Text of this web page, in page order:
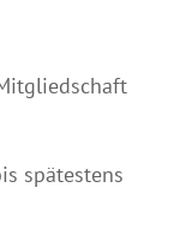
spätestens